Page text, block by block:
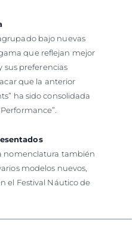
bajo nuevas
que reflejan mejor
sus preferencias
que la anterior
ha sido consolidada
nomenclatura también
modelos nuevos,
el Festival Náutico de